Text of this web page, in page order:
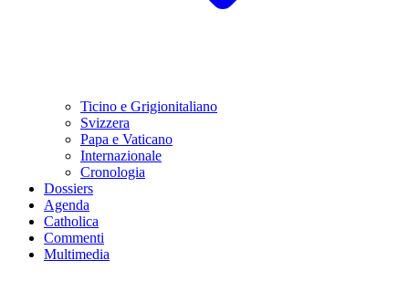
Ticino e Grigionitaliano
Svizzera
Papa e Vaticano
Internazionale
Cronologia
Dossiers
Agenda
Catholica
Commenti
Multimedia